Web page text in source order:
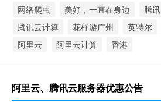
网络爬虫
美好，一直在身边 腾讯
腾讯云计算
花样游广州 英特尔
阿里云
阿里云计算 香港
阿里云、腾讯云服务器优惠公告